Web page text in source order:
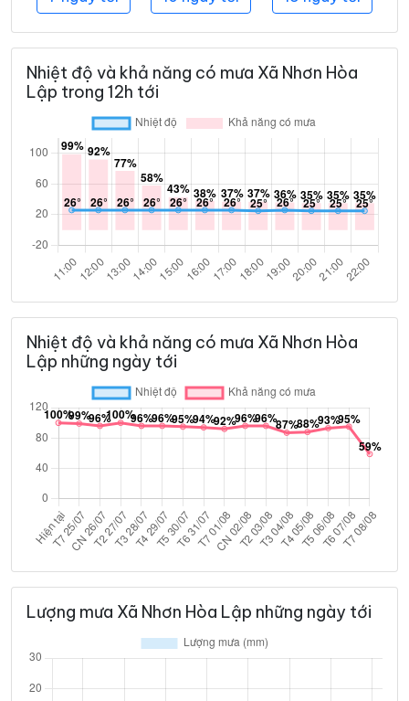
Nhiệt độ và khả năng có mưa Xã Nhơn Hòa
Lập trong 12h tới
Nhiệt độ và khả năng có mưa Xã Nhơn Hòa
Lập những ngày tới
Lượng mưa Xã Nhơn Hòa Lập những ngày tới